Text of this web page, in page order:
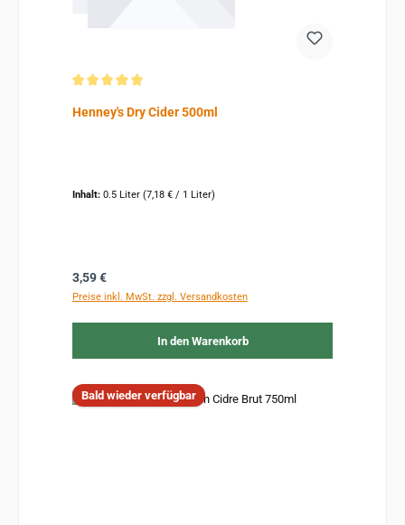
Henney's Dry Cider 500ml
Inhalt: 0.5 Liter (7,18 € / 1 Liter)
Regulärer Preis:
3,59 €
Preise inkl. MwSt. zzgl. Versandkosten
In den Warenkorb
Bald wieder verfügbar